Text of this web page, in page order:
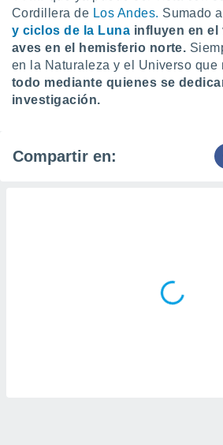
Cordillera de Los Andes. Sumado
y ciclos de la Luna influyen en el
aves en el hemisferio norte.
en la Naturaleza y el Universo que
todo mediante quienes se
investigación.
Compartir en: